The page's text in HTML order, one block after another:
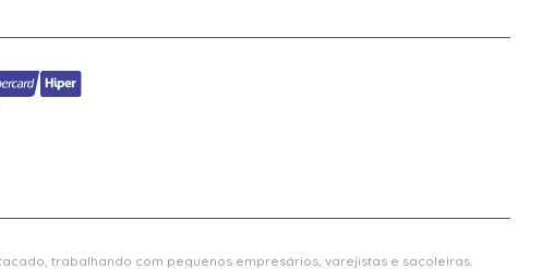
trabalhando com pequenos empresários, varejistas e sacoleiras.